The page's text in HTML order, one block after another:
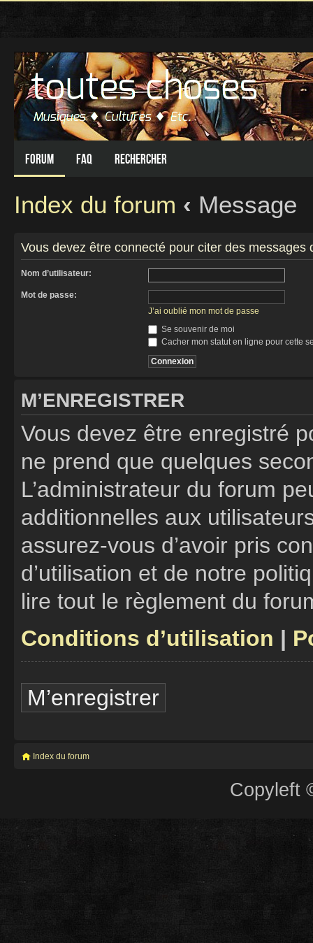
Forum FAQ Rechercher
Index du forum ‹ Message
Vous devez être connecté pour citer des messages
Nom d’utilisateur:
Mot de passe:
J’ai oublié mon mot de passe
Se souvenir de moi
Cacher mon statut en ligne pour cette
M’ENREGISTRER
Vous devez être enregistré
ne prend que quelques
L’administrateur du forum
additionnelles aux
assurez-vous d’avoir pris
d’utilisation et de notre
lire tout le règlement du
Conditions d’utilisation |
M’enregistrer
Index du forum
Copyleft